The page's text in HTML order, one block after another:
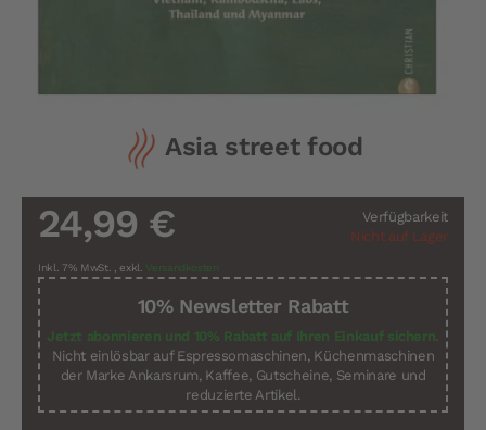
Asia street food
Verfügbarkeit
Nicht auf Lager
24,99 €
Inkl. 7% MwSt. ,exkl. Versandkosten
10% Newsletter Rabatt
Jetzt abonnieren und 10% Rabatt auf Ihren Einkauf sichern.
Nicht einlösbar auf Espressomaschinen, Küchenmaschinen
der Marke Ankarsrum, Kaffee, Gutscheine, Seminare und
reduzierte Artikel.